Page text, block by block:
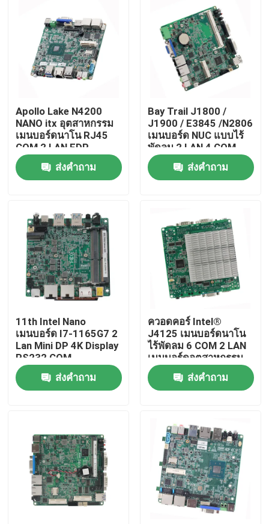
บ้าน
ผลิตภัณฑ์
เกี่ยวกับเรา
ทัวร์โรงงาน
ควบคุมคุณภาพ
ติดต่อเรา
มินิพีซีอุตสาหกรรม
PC แผงอุตสาหกรรม
Apollo Lake N4200
NANO itx อุตสาหกรรม
เมนบอร์ดนาโน RJ45
COM 2 LAN EDP
display
ส่งคำถาม
Bay Trail J1800 /
J1900 / E3845 /N2806
เมนบอร์ด NUC แบบไร้
พัดลม 2 LAN 4 COM
เมนบอร์ด NUC
อุตสาหกรรมส่งคำถาม
11th Intel Nano
เมนบอร์ด I7-1165G7 2
Lan Mini DP 4K Display
RS232 COM
ส่งคำถาม
ควอดคอร์ Intel®
J4125 เมนบอร์ดนาโน
ไร้พัดลม 6 COM 2 LAN
เมนบอร์ดอุตสาหกรรม
ส่งคำถาม